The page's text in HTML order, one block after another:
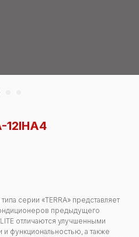
12IHA4
серии «TERRA» представляет
предыдущего
отличаются улучшенными
и функциональностью, а также